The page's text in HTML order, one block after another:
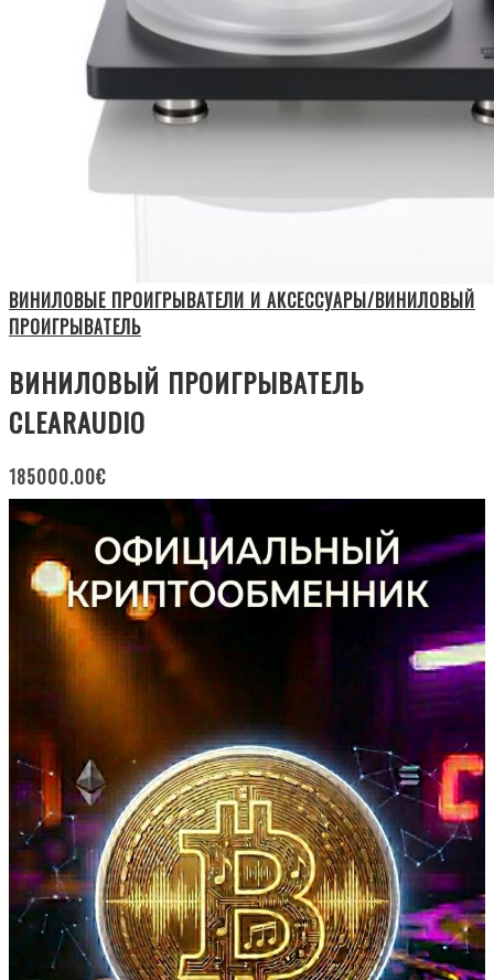
ВИНИЛОВЫЕ ПРОИГРЫВАТЕЛИ И АКСЕССУАРЫ/ВИНИЛОВЫЙ
ПРОИГРЫВАТЕЛЬ
ВИНИЛОВЫЙ ПРОИГРЫВАТЕЛЬ
CLEARAUDIO
185000.00€